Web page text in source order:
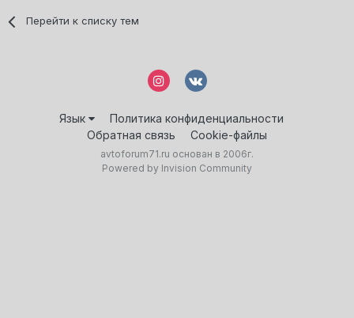
Перейти к списку тем
Язык
Политика конфиденциальности
Обратная связь
Cookie-файлы
avtoforum71.ru основан в 2006г.
Powered by Invision Community